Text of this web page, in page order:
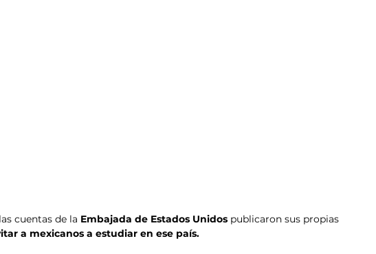
cuentas de la Embajada de Estados Unidos publicaron sus propias
a mexicanos a estudiar en ese país.